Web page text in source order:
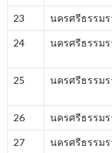
23 นครศรีธรรม
24 นครศรีธรรม
25 นครศรีธรรม
26 นครศรีธรรม
27 นครศรีธรรม